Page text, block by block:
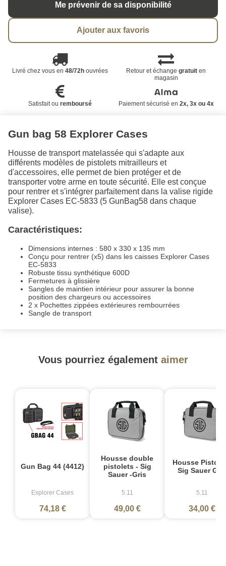
Me prévenir de sa disponibilité
Ajouter aux favoris
Livré chez vous en 48/72houvrées Retour et échangegratuit en
magasin
Satisfait ou remboursé Paiement sécurisé en 2x, 3x ou 4x
Gun bag 58 Explorer Cases
Housse de transport matelassée qui s'adapte aux
différents modèles de pistolets mitrailleurs et
d'accessoires, elle permet de bien protéger et de
transporter votre arme en toute sécurité. Elle est conçue
pour rentrer et s'intégrer parfaitement dans la valise rigide
Explorer Cases EC-5833 (5 GunBag58 dans chaque
valise).
Caractéristiques:
Dimensions internes : 580 x 330 x 135 mm
Conçu pour rentrer (x5) dans les caisses Explorer Cases
EC-5833
Robuste tissu synthétique 600D
Fermetures à glissière
Sangles de maintien intérieur pour assurer la bonne
position des chargeurs ou accessoires
2 x Pochettes zippées extérieures rembourrées
Sangle de transport
Vous pourriez également aimer
Gun Bag 44 (4412)
Explorer Cases
74,18 €
Housse double
pistolets - Sig
Sauer -Gris
5.11
49,00 €
Housse
Sig Sauer Gris
5.11
34,00 €